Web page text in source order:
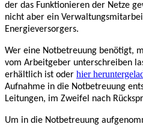
der das Funktionieren der Netze
nicht aber ein
Energieversorgers.
Wer eine Notbetreuung benötigt,
vom Arbeitgeber unterschreiben
erhältlich ist oder hier
Aufnahme in die Notbetreuung
Leitungen, im Zweifel nach
Um in die Notbetreuung